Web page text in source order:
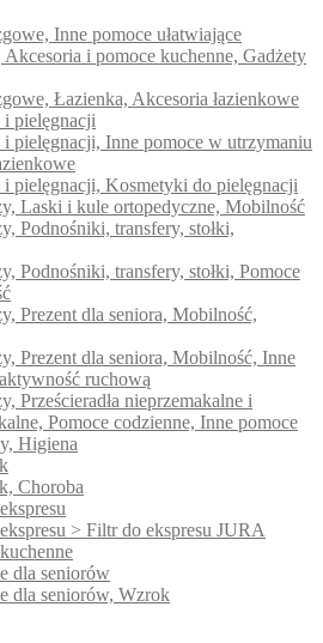
Inne pomoce ułatwiające
i pomoce kuchenne, Gadżety
Łazienka, Akcesoria łazienkowe
pielęgnacji
pielęgnacji, Inne pomoce w utrzymaniu
pielęgnacji, Kosmetyki do pielęgnacji
Laski i kule ortopedyczne, Mobilność
Podnośniki, transfery, stołki,
Podnośniki, transfery, stołki, Pomoce
Prezent dla seniora, Mobilność,
Prezent dla seniora, Mobilność, Inne
ruchową
Prześcieradła nieprzemakalne i
Pomoce codzienne, Inne pomoce
Higiena
Choroba
> Filtr do ekspresu JURA
dla seniorów
dla seniorów, Wzrok